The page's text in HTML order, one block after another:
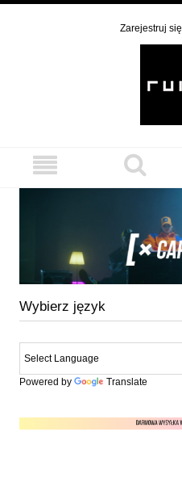
Zarejestruj się
Wybierz język
Powered by Translate